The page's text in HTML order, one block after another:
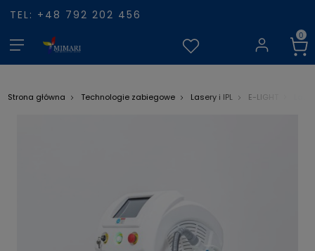
TEL: +48 792 202 456
Strona główna Technologie zabiegowe Lasery i IPL E-LIGHT